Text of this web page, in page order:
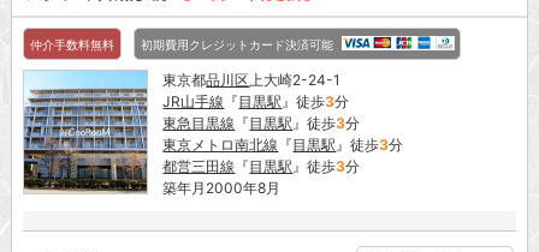
仲介手数料無料 初期費用クレジットカード決済可能
東京都品川区 上大崎2-24-1
JR山手線 『目黒駅 』徒歩3分
東急目黒線 『目黒駅 』徒歩3分
東京メトロ南北線 『目黒駅 』徒歩3分
都営三田線 『目黒駅 』徒歩3分
築年月2000年8月